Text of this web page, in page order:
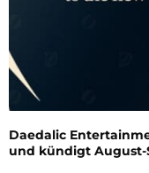
Daedalic
und kündigt August-